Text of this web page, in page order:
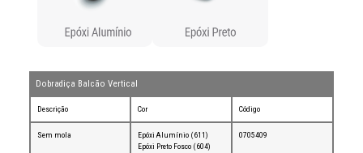
Dobradiça Balcão Vertical
Descrição Cor Código
Sem mola
Epóxi Alumínio (611)
Epóxi Preto Fosco (604)
0705409